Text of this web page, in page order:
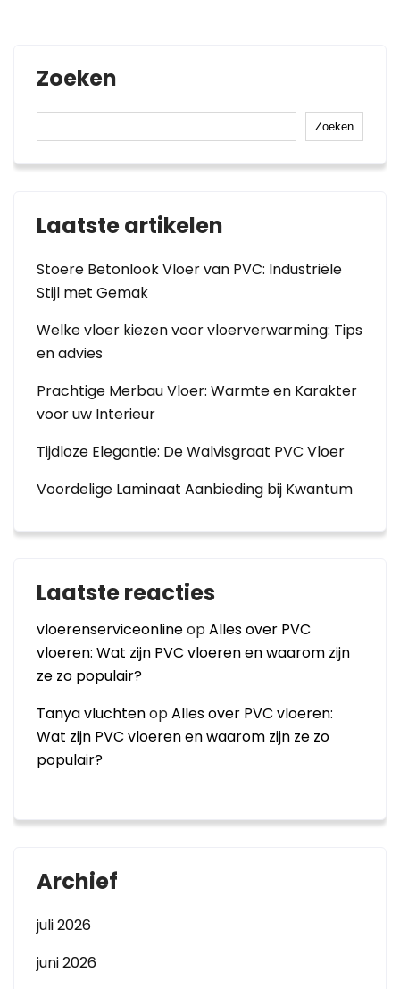
Zoeken
Zoeken
Laatste artikelen
Stoere Betonlook Vloer van PVC: Industriële
Stijl met Gemak
Welke vloer kiezen voor vloerverwarming: Tips
en advies
Prachtige Merbau Vloer: Warmte en Karakter
voor uw Interieur
Tijdloze Elegantie: De Walvisgraat PVC Vloer
Voordelige Laminaat Aanbieding bij Kwantum
Laatste reacties
vloerenserviceonlineopAlles over PVC
vloeren: Wat zijn PVC vloeren en waarom zijn
ze zo populair?
Tanya vluchtenopAlles over PVC vloeren:
Wat zijn PVC vloeren en waarom zijn ze zo
populair?
Archief
juli 2026
juni 2026